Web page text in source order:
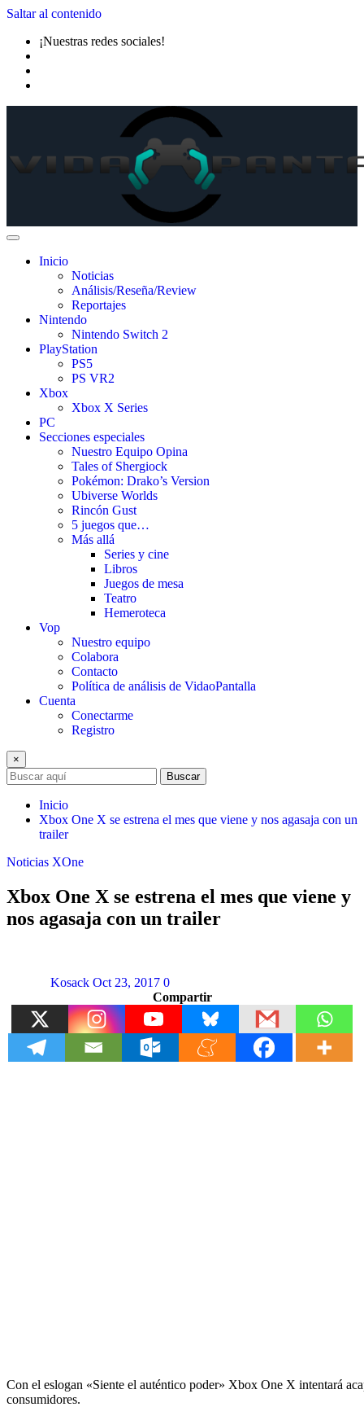
Saltar al contenido
¡Nuestras redes sociales!
Inicio
Noticias
Análisis/Reseña/Review
Reportajes
Nintendo
Nintendo Switch 2
PlayStation
PS5
PS VR2
Xbox
Xbox X Series
PC
Secciones especiales
Nuestro Equipo Opina
Tales of Shergiock
Pokémon: Drako’s Version
Ubiverse Worlds
Rincón Gust
5 juegos que…
Más allá
Series y cine
Libros
Juegos de mesa
Teatro
Hemeroteca
Vop
Nuestro equipo
Colabora
Contacto
Política de análisis de VidaoPantalla
Cuenta
Conectarme
Registro
×
Buscar
Inicio
Xbox One X se estrena el mes que viene y nos agasaja con un
trailer
Noticias XOne
Xbox One X se estrena el mes que viene y
nos agasaja con un trailer
Kosack Oct 23, 2017 0
Compartir
Con el eslogan «Siente el auténtico poder» Xbox One X intentará
consumidores.